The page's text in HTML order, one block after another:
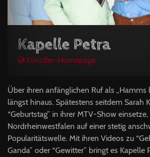
Kapelle Petra
Künstler-Homepage
Über ihren anfänglichen Ruf als „Hamms
längst hinaus. Spätestens seitdem Sarah
“Geburtstag” in ihrer MTV-Show
Nordrheinwestfalen auf einer stetig
Popularitätswelle. Mit ihren Videos zu
Ganda” oder “Gewitter” bringt es Kapelle